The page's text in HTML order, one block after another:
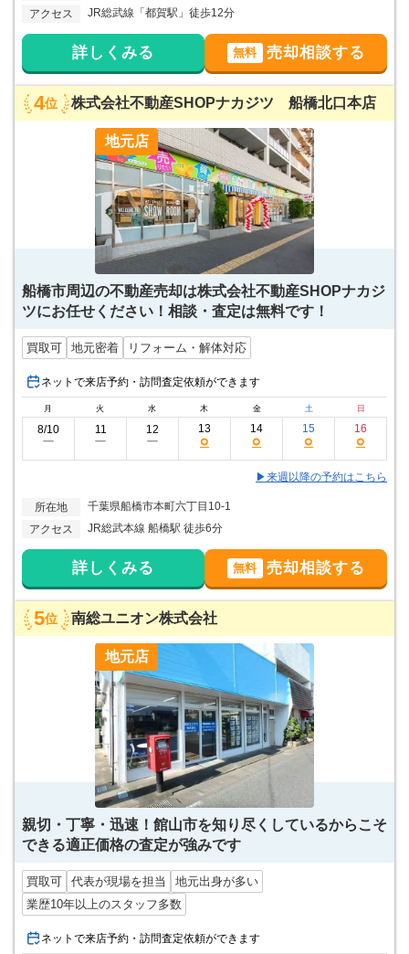
アクセス
JR総武線「都賀駅」徒歩12分
詳しくみる 無料 売却相談する
4位 株式会社不動産SHOPナカジツ 船橋北口本店
地元店
船橋市周辺の不動産売却は株式会社不動産SHOPナカジ
ツにお任せください！相談・査定は無料です！
買取可 地元密着 リフォーム・解体対応
ネットで来店予約・訪問査定依頼ができます
月 火 水 木 金 土 日
8/10
ー
11
ー
12
ー
13
○
14
○
15
○
16
○
▶来週以降の予約はこちら
所在地
千葉県船橋市本町六丁目10-1
アクセス
JR総武本線 船橋駅 徒歩6分
詳しくみる 無料 売却相談する
5位 南総ユニオン株式会社
地元店
親切・丁寧・迅速！館山市を知り尽くしているからこそ
できる適正価格の査定が強みです
買取可 代表が現場を担当
地元出身が多い
業歴10年以上のスタッフ多数
ネットで来店予約・訪問査定依頼ができます